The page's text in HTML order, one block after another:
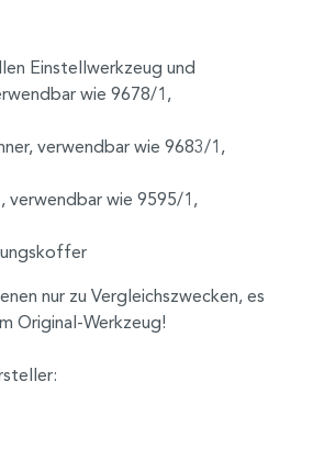
Einstellwerkzeug und
wie 9678/1,
verwendbar wie 9683/1,
verwendbar wie 9595/1,
nur zu Vergleichszwecken, es
Original-Werkzeug!